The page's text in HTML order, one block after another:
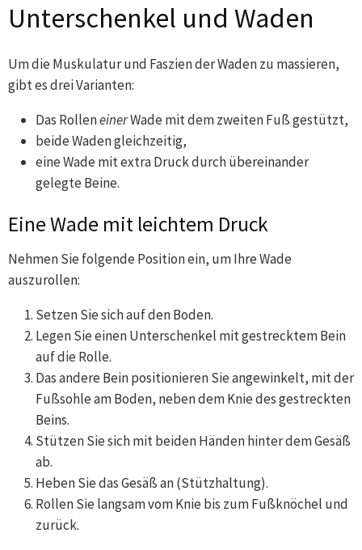
Unterschenkel und Waden
Um die Muskulatur und Faszien der Waden zu massieren,
gibt es drei Varianten:
Das RolleneinerWade mit dem zweiten Fuß gestützt,
beide Waden gleichzeitig,
eine Wade mit extra Druck durch übereinander
gelegte Beine.
Eine Wade mit leichtem Druck
Nehmen Sie folgende Position ein, um Ihre Wade
auszurollen:
Setzen Sie sich auf den Boden.
Legen Sie einen Unterschenkel mit gestrecktem Bein
auf die Rolle.
Das andere Bein positionieren Sie angewinkelt, mit der
Fußsohle am Boden, neben dem Knie des gestreckten
Beins.
Stützen Sie sich mit beiden Händen hinter dem Gesäß
ab.
Heben Sie das Gesäß an (Stützhaltung).
Rollen Sie langsam vom Knie bis zum Fußknöchel und
zurück.